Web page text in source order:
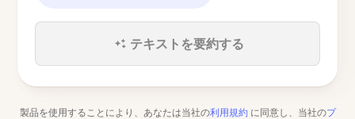
テキストを要約する
製品を使用することにより、あなたは当社の利用規約 に同意し、当社のプ